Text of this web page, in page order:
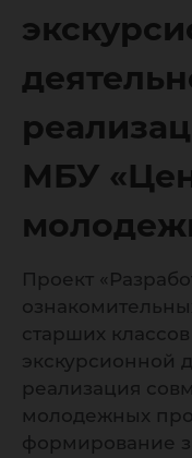
МБУ
Проект
старших
экскурсионной
реализация
молодежных
формирование